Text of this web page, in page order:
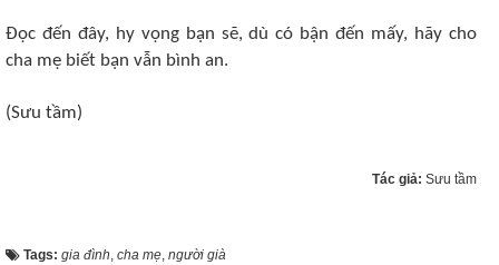
Đọc đến đây, hy vọng bạn sẽ, dù có bận đến mấy, hãy cho
cha mẹ biết bạn vẫn bình an.
(Sưu tầm)
Tác giả: Sưu tầm
Tags: gia đình, cha mẹ, người già